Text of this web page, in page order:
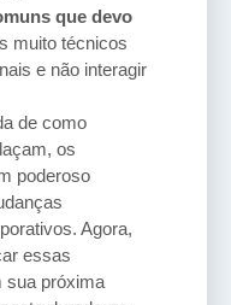
que devo
muito técnicos
e não interagir
de como
os
poderoso
Agora,
essas
sua próxima